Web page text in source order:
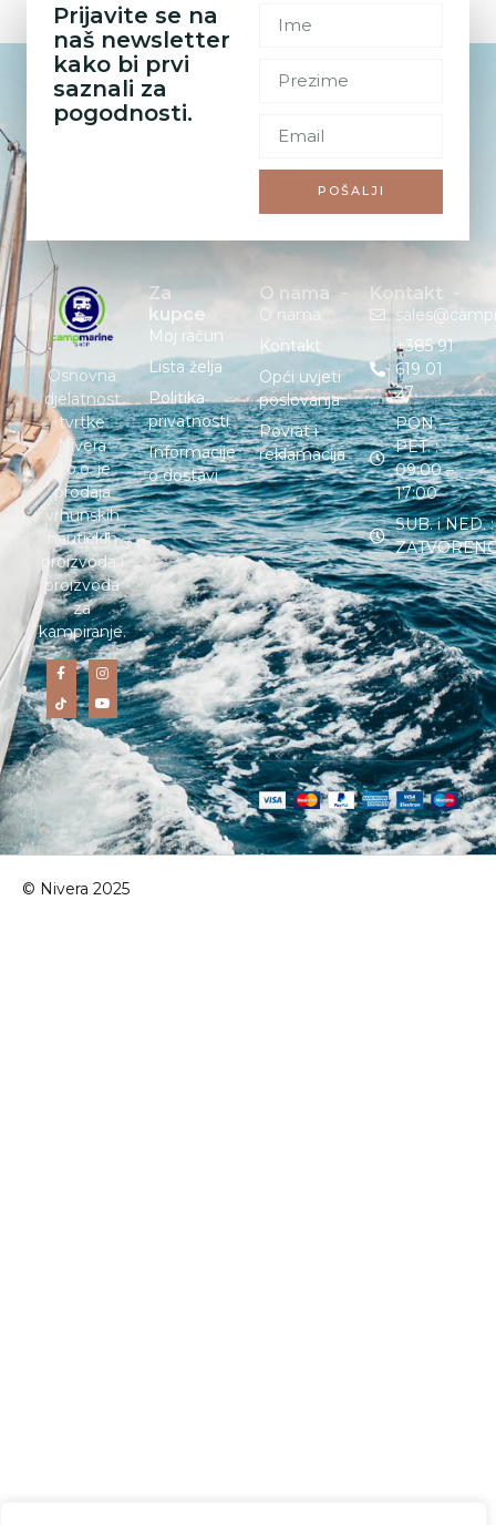
Prijavite se na
naš newsletter
kako bi prvi
saznali za
pogodnosti.
POŠALJI
Osnovna
djelatnost
tvrtke
Nivera
d.o.o. je
prodaja
vrhunskih
nautičkih
proizvoda i
proizvoda
za
kampiranje.
Za
kupce
Moj račun
Lista želja
Politika
privatnosti
Informacije
o dostavi
O nama
O nama
Kontakt
Opći uvjeti
poslovanja
Povrat i
reklamacija
Kontakt
+385 91
619 01
27
PON. –
PET. :
09:00 –
17:00
SUB. i NED. :
© Nivera 2025